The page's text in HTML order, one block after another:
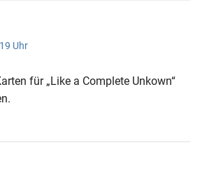
Uhr
für „Like a Complete Unkown“